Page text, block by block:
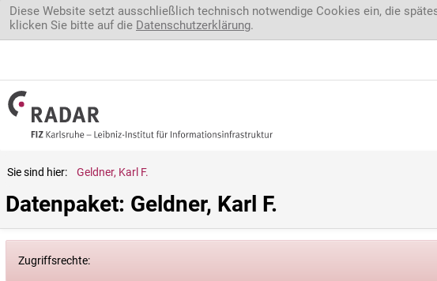
Direkt zum Inhalt
Diese Website setzt ausschließlich technisch notwendige Cookies ein, die
klicken Sie bitte auf die Datenschutzerklärung.
Sie sind hier: Geldner, Karl F.
Datenpaket: Geldner, Karl F.
Zugriffsrechte: